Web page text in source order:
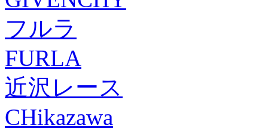
フルラ
FURLA
近沢レース
CHikazawa